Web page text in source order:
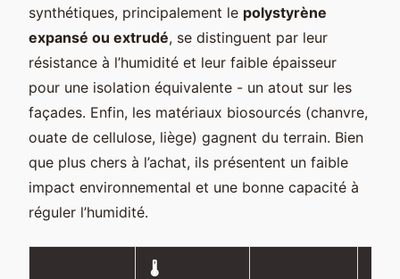
synthétiques, principalement le polystyrène
expansé ou extrudé, se distinguent par leur
résistance à l’humidité et leur faible épaisseur
pour une isolation équivalente - un atout sur les
façades. Enfin, les matériaux biosourcés (chanvre,
ouate de cellulose, liège) gagnent du terrain. Bien
que plus chers à l’achat, ils présentent un faible
impact environnemental et une bonne capacité à
réguler l’humidité.
🌡️